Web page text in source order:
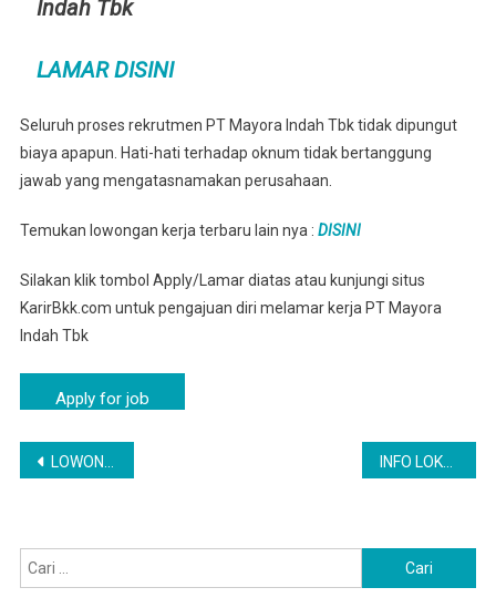
Indah Tbk
LAMAR DISINI
Seluruh proses rekrutmen PT Mayora Indah Tbk tidak dipungut
biaya apapun. Hati-hati terhadap oknum tidak bertanggung
jawab yang mengatasnamakan perusahaan.
Temukan lowongan kerja terbaru lain nya : DISINI
Silakan klik tombol Apply/Lamar diatas atau kunjungi situs
KarirBkk.com untuk pengajuan diri melamar kerja PT Mayora
Indah Tbk
Navigasi
LOWONGAN KARYAWAN PABRIK MAKANAN PT MAYORA INDAH TBK PONOROGO | LOKER PONOROGO TERBARU
untuk: